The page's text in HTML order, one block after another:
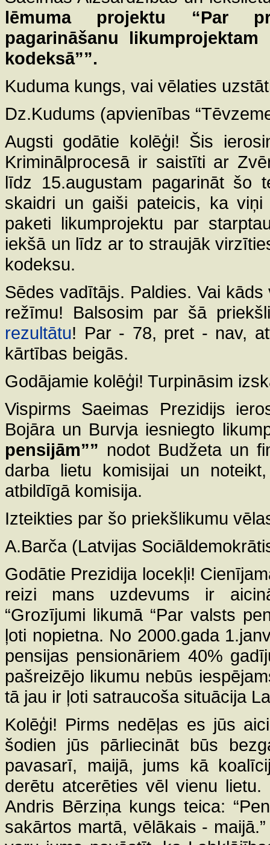
lēmuma projektu
“Par
pagarināšanu
kodeksā””.
Kuduma kungs, vai vēlaties
Dz.Kudums (apvienības
Augsti godātie kolēģi! Šis
Kriminālprocesā ir saistīti ar
līdz 15.augustam pagarināt šo
skaidri un gaiši pateicis, ka
paketi likumprojektu par
iekšā un līdz ar to straujāk
kodeksu.
Sēdes vadītājs. Paldies. Vai
režīmu! Balsosim par šā
rezultātu! Par - 78, pret - nav,
kārtības beigās.
Godājamie kolēģi! Turpināsim
Vispirms Saeimas Prezidijs
Bojāra un Burvja iesniegto
pensijām”” nodot Budžeta un
darba lietu komisijai un
atbildīgā komisija.
Izteikties par šo priekšlikumu
A.Barča (Latvijas
Godātie Prezidija locekļi!
reizi mans uzdevums ir
“Grozījumi likumā “Par valsts
ļoti nopietna. No 2000.gada
pensijas pensionāriem 40%
pašreizējo likumu nebūs
tā jau ir ļoti satraucoša situācija
Kolēģi! Pirms nedēļas es jūs
šodien jūs pārliecināt būs
pavasarī, maijā, jums kā
derētu atcerēties vēl vienu
Andris Bērziņa kungs teica:
sakārtos martā, vēlākais -